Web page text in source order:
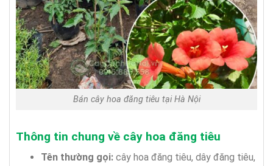
Bán cây hoa đăng tiêu tại Hà Nội
Thông tin chung về cây hoa đăng tiêu
Tên thường gọi:cây hoa đăng tiêu, dây đăng tiêu,